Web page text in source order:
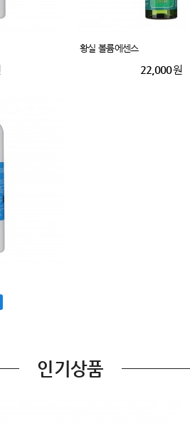
황실 볼륨에센스
22,000원
인기상품